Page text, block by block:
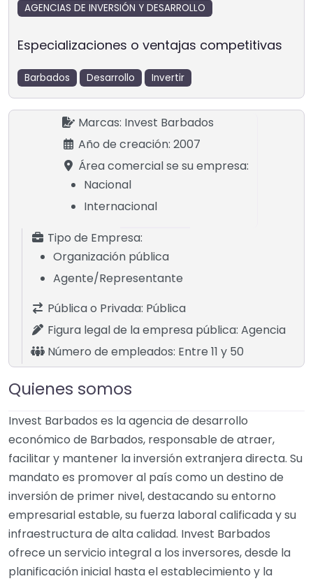
AGENCIAS DE INVERSIÓN Y DESARROLLO
Especializaciones o ventajas competitivas
Barbados Desarrollo Invertir
Marcas: Invest Barbados
Año de creación: 2007
Área comercial se su empresa:
Nacional
Internacional
Tipo de Empresa:
Organización pública
Agente/Representante
Pública o Privada: Pública
Figura legal de la empresa pública: Agencia
Número de empleados: Entre 11 y 50
Quienes somos
Invest Barbados es la agencia de desarrollo
económico de Barbados, responsable de atraer,
facilitar y mantener la inversión extranjera directa. Su
mandato es promover al país como un destino de
inversión de primer nivel, destacando su entorno
empresarial estable, su fuerza laboral calificada y su
infraestructura de alta calidad. Invest Barbados
ofrece un servicio integral a los inversores, desde la
planificación inicial hasta el establecimiento y la